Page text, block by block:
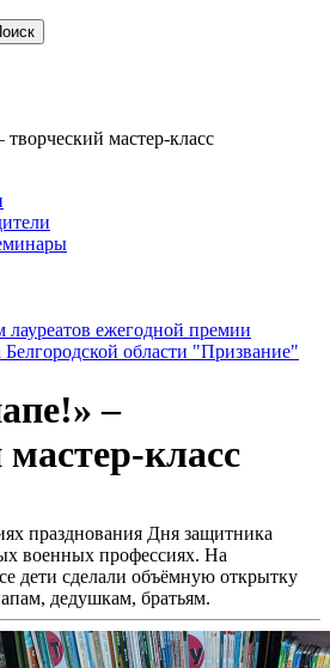
мастер-класс
лауреатов ежегодной премии
Белгородской области "Призвание"
–
класс
празднования Дня защитника
военных профессиях. На
дети сделали объёмную открытку
дедушкам, братьям.